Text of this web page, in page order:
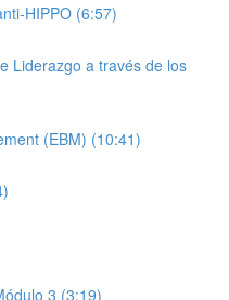
HIPPO (6:57)
Liderazgo a través de los
(EBM) (10:41)
3 (3:19)